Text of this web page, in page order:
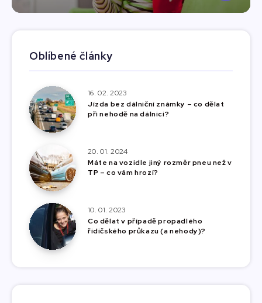
Oblíbené články
16. 02. 2023
Jízda bez dálniční známky – co dělat
při nehodě na dálnici?
20. 01. 2024
Máte na vozidle jiný rozměr pneu než v
TP – co vám hrozí?
10. 01. 2023
Co dělat v případě propadlého
řidičského průkazu (a nehody)?